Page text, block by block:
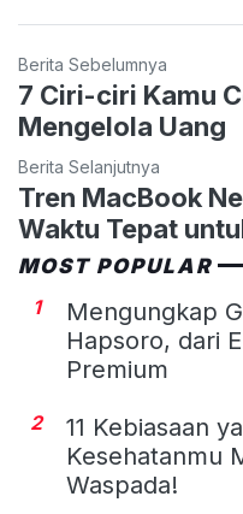
Berita Sebelumnya
7 Ciri-ciri Kamu
Mengelola Uang
Berita Selanjutnya
Tren MacBook
Waktu Tepat
MOST POPULAR
1
Mengungkap
Hapsoro, dari
Premium
2
11 Kebiasaan
Kesehatanmu
Waspada!